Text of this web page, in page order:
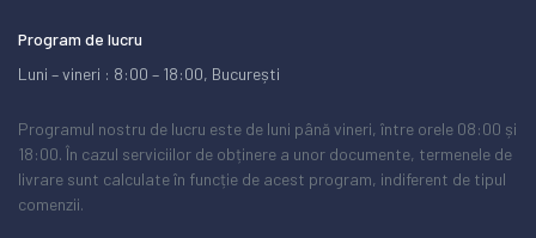
Program de lucru
Luni – vineri : 8:00 – 18:00, București
Programul nostru de lucru este de luni până vineri, între orele 08:00 și
18:00. În cazul serviciilor de obținere a unor documente, termenele de
livrare sunt calculate în funcție de acest program, indiferent de tipul
comenzii.